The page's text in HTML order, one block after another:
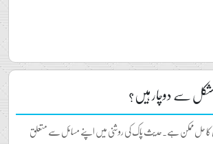
سے دوچار ہیں؟
کا حل ممکن ہے۔حدیث پاک کی روشنی میں اپنے مسائل سے متعلق